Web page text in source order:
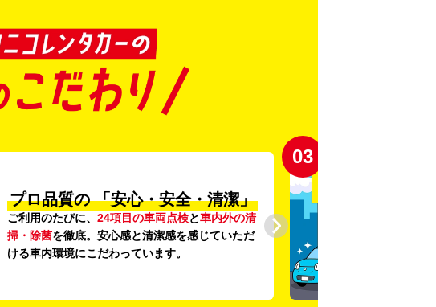
プロ品質の 「安心・安全・清潔」
ご利用のたびに、 24項目の車両点検と車内外の清
掃・除菌を徹底。安心感と清潔感を感じていただ
ける車内環境にこだわっています。
03